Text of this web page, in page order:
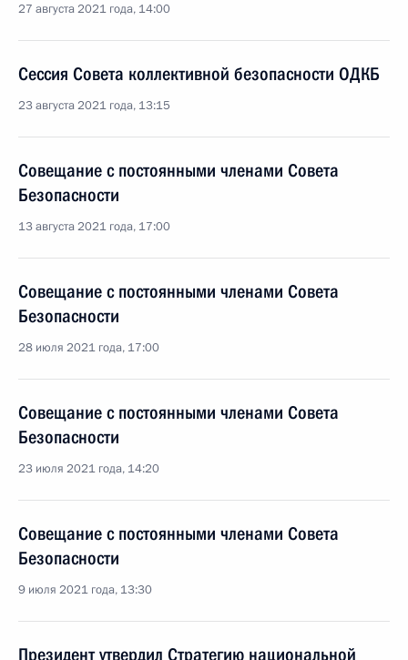
27 августа 2021 года, 14:00
Сессия Совета коллективной безопасности ОДКБ
23 августа 2021 года, 13:15
Совещание с постоянными членами Совета
Безопасности
13 августа 2021 года, 17:00
Совещание с постоянными членами Совета
Безопасности
28 июля 2021 года, 17:00
Совещание с постоянными членами Совета
Безопасности
23 июля 2021 года, 14:20
Совещание с постоянными членами Совета
Безопасности
9 июля 2021 года, 13:30
Президент утвердил Стратегию национальной